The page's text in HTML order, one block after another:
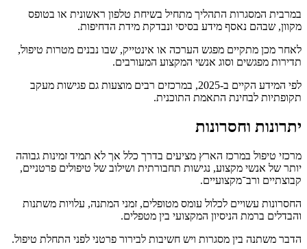
במרבית המסגרות התהליך מתחיל בשיחת טלפון ראשונית או בטופס
מקוון, שבהם נאסף מידע בסיסי ונבדקת מידת הדחיפות.
לאחר מכן מתקיים מפגש הערכה או אינטייק, שבו נבנים מטרות טיפול,
תדירות מפגשים וסוג אנשי המקצוע המעורבים.
לפי המידע הקיים ב-2025, במרכזים רבים מוצעות גם פגישות מעקב
תקופתיות לבחינת התאמת התוכנית.
יתרונות וחסרונות
מרכזי טיפול במרכז הארץ מציעים בדרך כלל אך לא תמיד זמינות גבוהה
יותר של אנשי מקצוע, נגישות תחבורתית ושילוב של טיפולים פרטניים,
קבוצתיים ורב־מקצועיים.
החסרונות עשויים לכלול עומס מטופלים, זמני המתנה, עלויות משתנות
והבדלים ברמת הניסיון המקצועי בין מטפלים.
הדבר משתנה בין מסגרות ויש חשיבות לבירור פרטני לפני התחלת טיפול.